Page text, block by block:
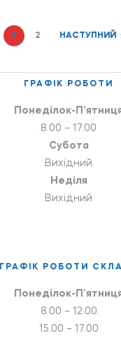
1 2 НАСТУПНИЙ
ГРАФІК РОБОТИ
Понеділок-
8.00 – 17.00
Субота
Вихідний
Неділя
Вихідний
ГРАФІК РОБОТИ
Понеділок-
8.00 – 12.00
15.00 – 17.00